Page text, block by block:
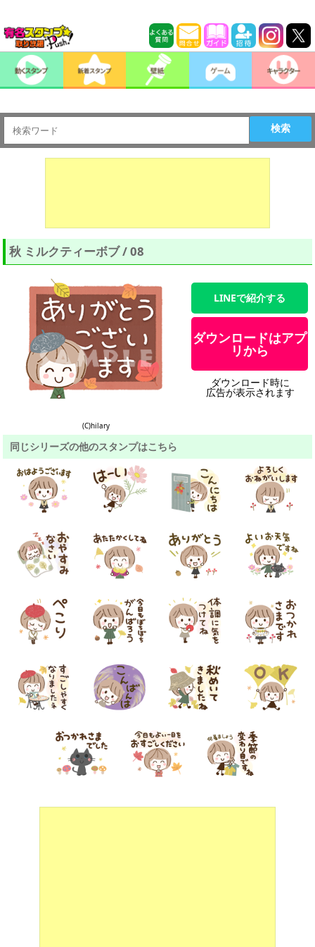
検索
秋 ミルクティーボブ / 08
(C)hilary
LINEで紹介する
ダウンロードはアプ
リから
ダウンロード時に
広告が表示されます
同じシリーズの他のスタンプはこちら